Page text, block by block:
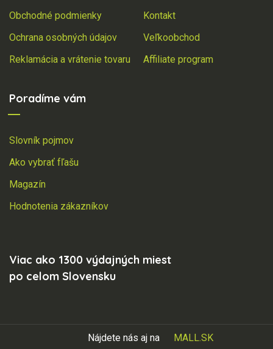
Obchodné podmienky
Ochrana osobných údajov
Reklamácia a vrátenie tovaru
Kontakt
Veľkoobchod
Affiliate program
Poradíme vám
Slovník pojmov
Ako vybrať fľašu
Magazín
Hodnotenia zákazníkov
Viac ako 1300 výdajných miest
po celom Slovensku
Nájdete nás aj na MALL.SK